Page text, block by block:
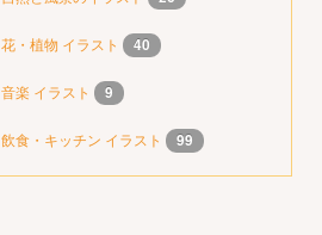
花・植物 イラスト 40
音楽 イラスト 9
飲食・キッチン イラスト 99